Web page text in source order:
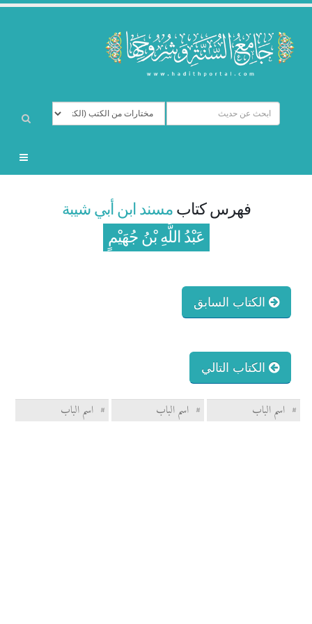
فهرس كتابمسند ابن أبي شيبة
عَبْدُ اللَّهِ بْنُ جُهَيْمٍ
الكتاب السابق
الكتاب التالي
# اسم الباب # اسم الباب # اسم الباب